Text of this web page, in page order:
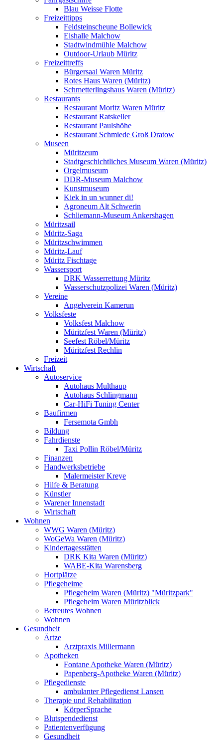
Blau Weisse Flotte
Freizeittipps
Feldsteinscheune Bollewick
Eishalle Malchow
Stadtwindmühle Malchow
Outdoor-Urlaub Müritz
Freizeittreffs
Bürgersaal Waren Müritz
Rotes Haus Waren (Müritz)
Schmetterlingshaus Waren (Müritz)
Restaurants
Restaurant Moritz Waren Müritz
Restaurant Ratskeller
Restaurant Paulshöhe
Restaurant Schmiede Groß Dratow
Museen
Müritzeum
Stadtgeschichtliches Museum Waren (Müritz)
Orgelmuseum
DDR-Museum Malchow
Kunstmuseum
Kiek in un wunner di!
Agroneum Alt Schwerin
Schliemann-Museum Ankershagen
Müritzsail
Müritz-Saga
Müritzschwimmen
Müritz-Lauf
Müritz Fischtage
Wassersport
DRK Wasserrettung Müritz
Wasserschutzpolizei Waren (Müritz)
Vereine
Angelverein Kamerun
Volksfeste
Volksfest Malchow
Müritzfest Waren (Müritz)
Seefest Röbel/Müritz
Müritzfest Rechlin
Freizeit
Wirtschaft
Autoservice
Autohaus Multhaup
Autohaus Schlingmann
Car-HiFi Tuning Center
Baufirmen
Fersemota Gmbh
Bildung
Fahrdienste
Taxi Pollin Röbel/Müritz
Finanzen
Handwerksbetriebe
Malermeister Kreye
Hilfe & Beratung
Künstler
Warener Innenstadt
Wirtschaft
Wohnen
WWG Waren (Müritz)
WoGeWa Waren (Müritz)
Kindertagesstätten
DRK Kita Waren (Müritz)
WABE-Kita Warensberg
Hortplätze
Pflegeheime
Pflegeheim Waren (Müritz) "Müritzpark"
Pflegeheim Waren Müritzblick
Betreutes Wohnen
Wohnen
Gesundheit
Ärtze
Arztpraxis Millermann
Apotheken
Fontane Apotheke Waren (Müritz)
Papenberg-Apotheke Waren (Müritz)
Pflegedienste
ambulanter Pflegedienst Lansen
Therapie und Rehabilitation
KörperSprache
Blutspendedienst
Patientenverfügung
Gesundheit